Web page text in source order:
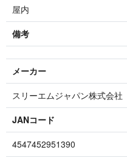
屋内
備考
メーカー
スリーエムジャパン株式会社
JANコード
4547452951390